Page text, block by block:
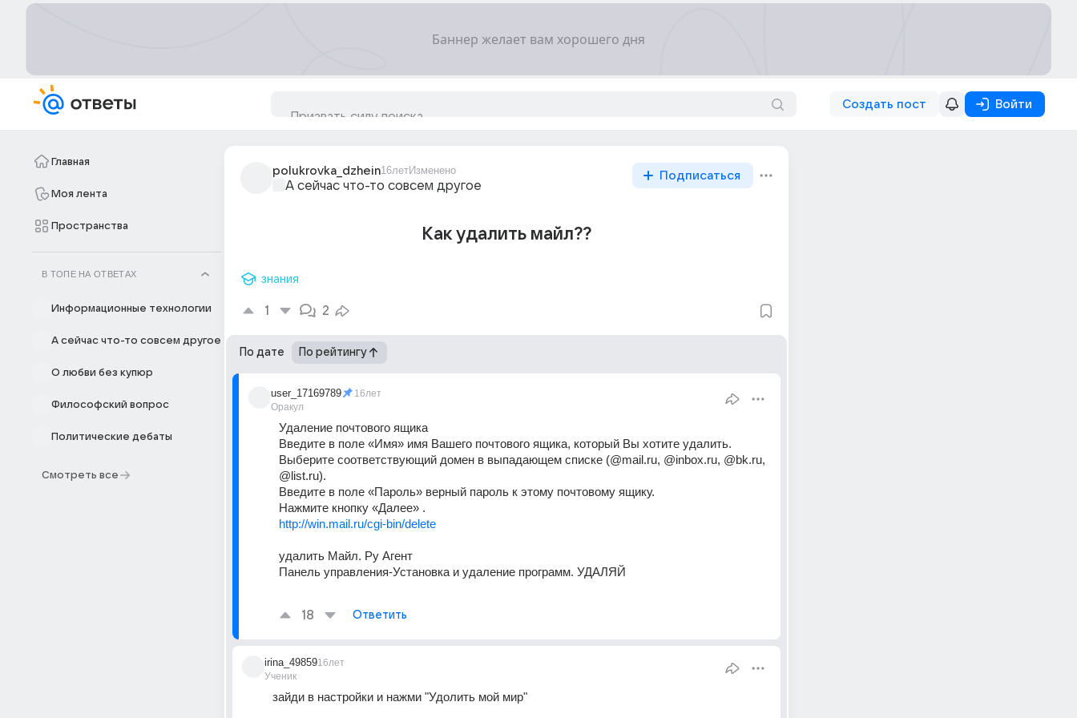
Создать пост Войти
Главная
Моя лента
Пространства
В ТОПЕ НА ОТВЕТАХ
Информационные технологии
А сейчас что-то совсем другое
О любви без купюр
Философский вопрос
Политические дебаты
Смотреть все
polukrovka_dzhein16летИзменено
А сейчас что-то совсем другое
Подписаться
Как удалить майл??
знания
1 2
По дате По рейтингу
user_17169789
Оракул
16лет
Удаление почтового ящика
Введите в поле «Имя» имя Вашего почтового ящика, который Вы хотите удалить.
Выберите соответствующий домен в выпадающем списке (@mail.ru, @inbox.ru, @bk.ru,
@list.ru).
Введите в поле «Пароль» верный пароль к этому почтовому ящику.
Нажмите кнопку «Далее» .
http://win.mail.ru/cgi-bin/delete
удалить Майл. Ру Агент
Панель управления-Установка и удаление программ. УДАЛЯЙ
18 Ответить
irina_49859
Ученик
16лет
зайди в настройки и нажми "Удолить мой мир"